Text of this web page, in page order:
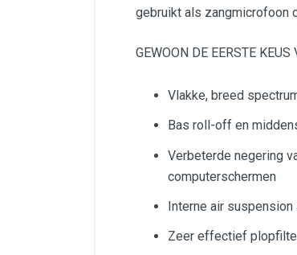
gebruikt als zangmicrofoon
GEWOON DE EERSTE KEUS
Vlakke, breed
Bas roll-off en
Verbeterde negering
computerschermen
Interne air
Zeer effectief